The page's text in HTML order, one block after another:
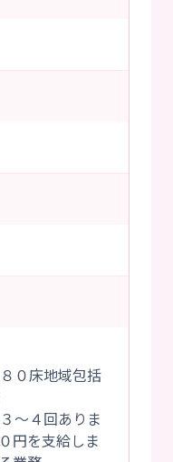
０床地域包括
～４回ありま
円を支給しま